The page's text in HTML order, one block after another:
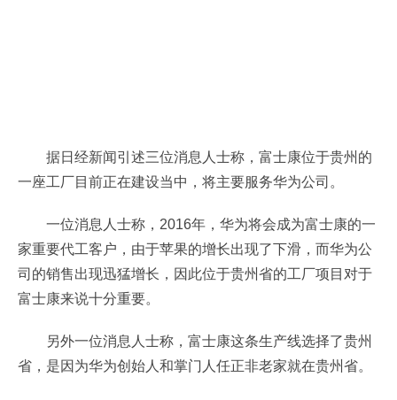
据日经新闻引述三位消息人士称，富士康位于贵州的
一座工厂目前正在建设当中，将主要服务华为公司。
一位消息人士称，2016年，华为将会成为富士康的一
家重要代工客户，由于苹果的增长出现了下滑，而华为公
司的销售出现迅猛增长，因此位于贵州省的工厂项目对于
富士康来说十分重要。
另外一位消息人士称，富士康这条生产线选择了贵州
省，是因为华为创始人和掌门人任正非老家就在贵州省。